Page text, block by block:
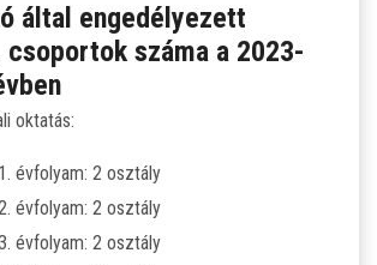
ISKOLAI OKTATÁS
által engedélyezett
száma a 2023-
oktatás:
évfolyam: 2 osztály
évfolyam: 2 osztály
évfolyam: 2 osztály